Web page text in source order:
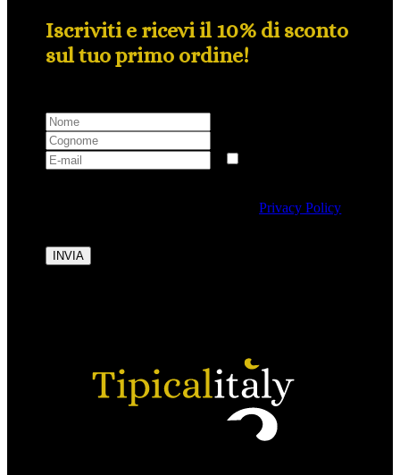
Iscriviti e ricevi il 10% di sconto
sul tuo primo ordine!
dei dati personali conformemente allaPrivacy Policy
INVIA